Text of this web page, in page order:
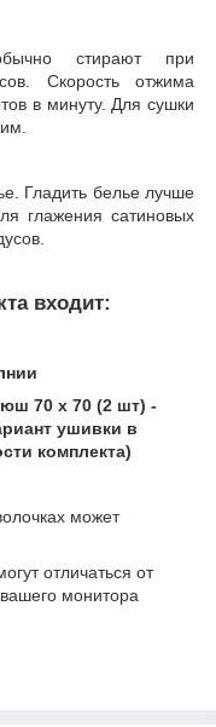
стирают при
Скорость отжима
в минуту. Для сушки
Гладить белье лучше
глажения сатиновых
входит:
70 х 70 (2 шт) -
ушивки в
комплекта)
может
отличаться от
монитора